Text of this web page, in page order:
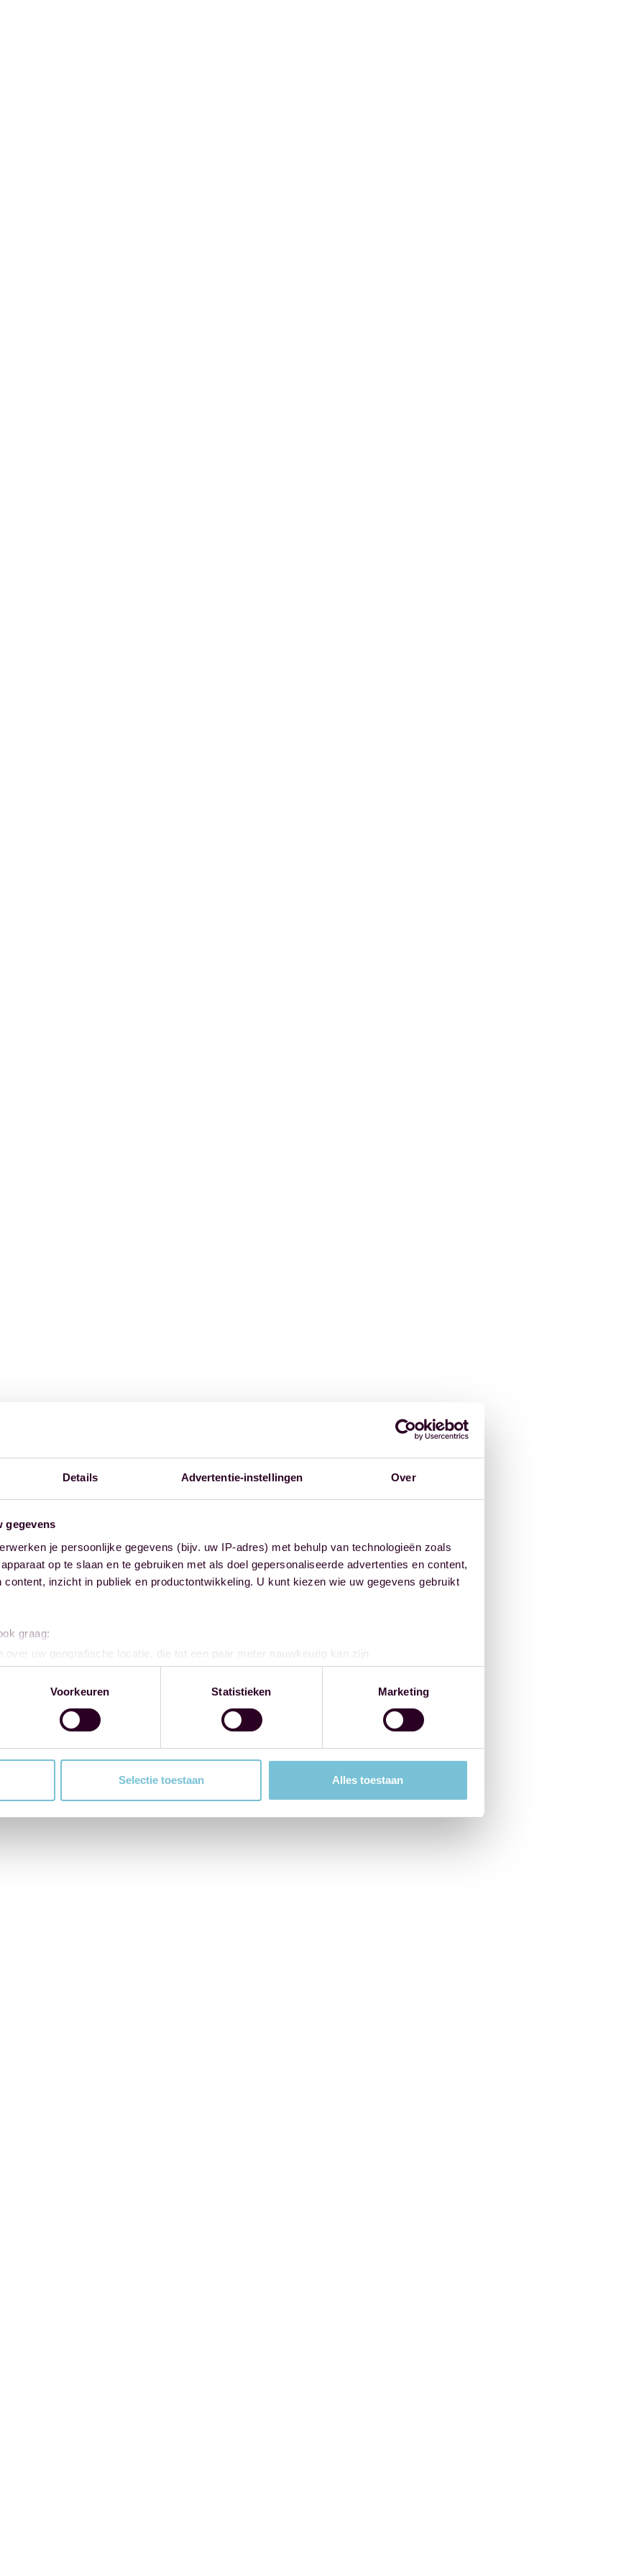
Details Advertentie-instellingen Over
gegevens
je persoonlijke gegevens (bijv. uw IP-adres) met behulp van technologieën zoals
op te slaan en te gebruiken met als doel gepersonaliseerde advertenties en content,
content, inzicht in publiek en productontwikkeling. U kunt kiezen wie uw gegevens gebruikt
graag:
over uw geografische locatie, die tot een paar meter nauwkeurig kan zijn
door het actief te scannen op specifieke eigenschappen (fingerprinting)
gegevens worden verwerkt en stel uw voorkeuren in het
detailgedeeltein. U kunt uw
of intrekken in de Cookieverklaring.
Ook delen we informatie over uw gebruik van onze site met onze partners voor social
Deze partners kunnen deze gegevens combineren met andere informatie die u aan ze heeft
Voorkeuren Statistieken Marketing
Selectie toestaan Alles toestaan